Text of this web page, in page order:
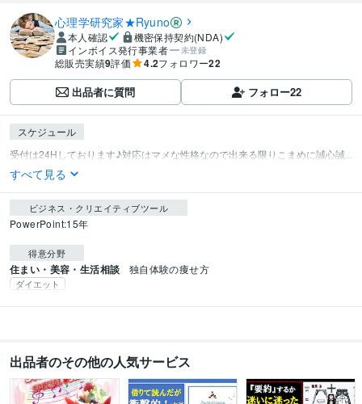
心理学研究家★Ryuno
本人確認
機密保持契約(NDA)
インボイス発行事業者
未登録
総販売実績9評価 4.2フォロワー22
出品者に質問 フォロー22
スケジュール
受付は24Hしております♪対応はマメな性格なので出来る限りこまめに誠心誠...
すべて見る
ビジネス・クリエイティブツール
PowerPoint:15年
得意分野
住まい・美容・生活相談 独自体験の痩せ方
ダイエット
出品者のその他の人気サービス